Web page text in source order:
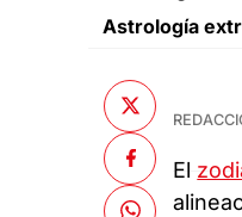
Astrología
El